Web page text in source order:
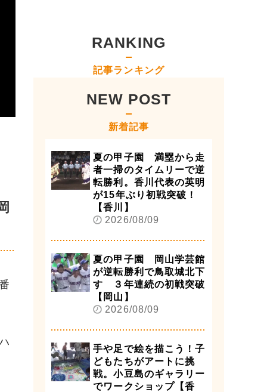
RANKING
記事ランキング
NEW POST
新着記事
夏の甲子園 満塁から走
者一掃のタイムリーで逆
転勝利。香川代表の英明
が15年ぶり初戦突破！
【香川】
2026/08/09
夏の甲子園 岡山学芸館
が逆転勝利で鳥取城北下
す ３年連続の初戦突破
【岡山】
2026/08/09
手や足で絵を描こう！子
どもたちがアートに挑
戦。小豆島のギャラリー
でワークショップ【香